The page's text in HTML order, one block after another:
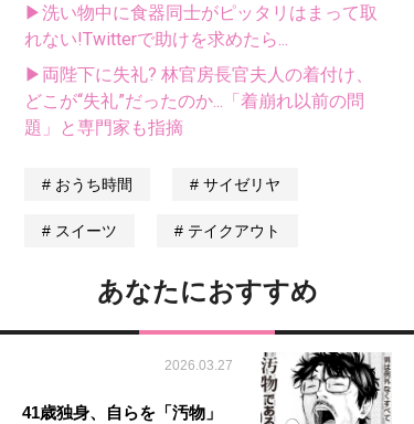
▶洗い物中に食器同士がピッタリはまって取
れない!Twitterで助けを求めたら...
▶両陛下に失礼? 林官房長官夫人の着付け、
どこが“失礼”だったのか...「着崩れ以前の問
題」と専門家も指摘
おうち時間 サイゼリヤ
スイーツ テイクアウト
あなたにおすすめ
2026.03.27
41歳独身、自らを「汚物」